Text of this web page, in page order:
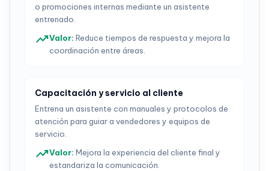
o promociones internas mediante un asistente
entrenado.
trending_upValor: Reduce tiempos de respuesta y mejora la
coordinación entre áreas.
Capacitación y servicio al cliente
Entrena un asistente con manuales y protocolos de
atención para guiar a vendedores y equipos de
servicio.
trending_upValor: Mejora la experiencia del cliente final y
estandariza la comunicación.